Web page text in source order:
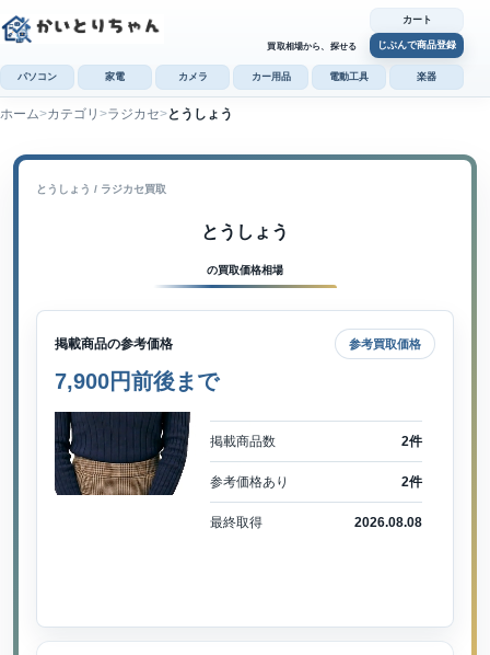
買取相場から、探せる
カート
じぶんで商品登録
パソコン 家電 カメラ カー用品 電動工具 楽器
ホーム カテゴリ ラジカセ とうしょう
とうしょう / ラジカセ買取
とうしょう
の買取価格相場
掲載商品の参考価格 参考買取価格
7,900円前後まで
掲載商品数 2件
参考価格あり 2件
最終取得 2026.08.08